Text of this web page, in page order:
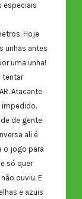
especiais
Hoje
unhas antes
uma unha!
tentar
Atacante
impedido.
de gente
ali é
o jogo para
só quer
ouviu. E
e azuis